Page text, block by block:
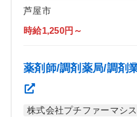
芦屋市
時給1,250円～
薬剤師/調剤薬局/調剤
株式会社プチファーマシ